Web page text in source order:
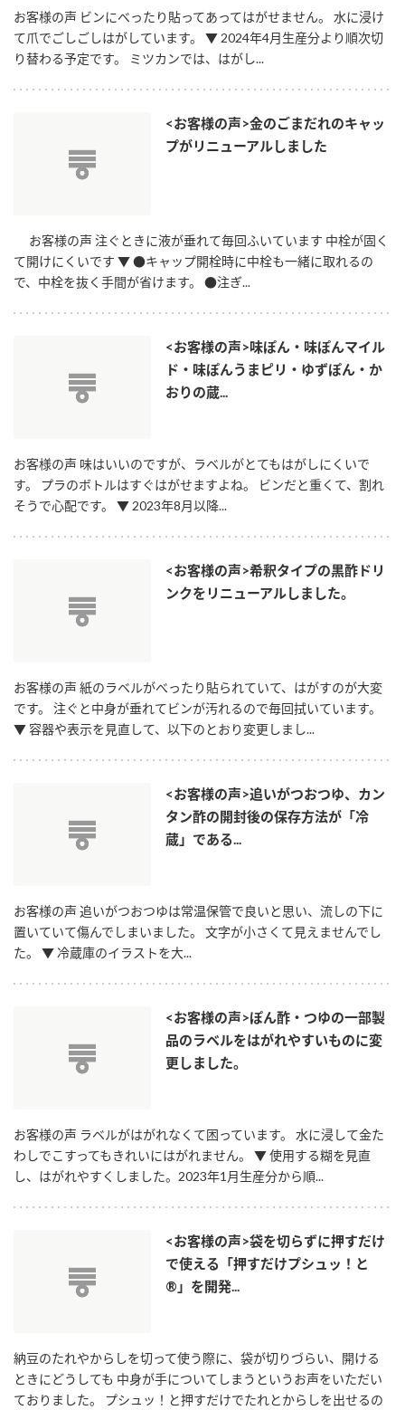
スペシャルサイト
お酢を知ろう！
すしラボ
鍋奉行マニュアル
人気商品 ＋ おすすめレシピ
おいしさと健康への取り組み
キッザニア東京「ぽん酢工房」
お問い合わせ
地図から取り扱い店舗を探す
ミツカン公式通販
お客様の声 ビンにべったり貼ってあってはがせません。 水に浸け
て爪でごしごしはがしています。 ▼ 2024年4月生産分より順次切
り替わる予定です。 ミツカンでは、はがし...
<お客様の声>金のごまだれのキャッ
プがリニューアルしました
お客様の声 注ぐときに液が垂れて毎回ふいています 中栓が固く
て開けにくいです ▼ ●キャップ開栓時に中栓も一緒に取れるの
で、中栓を抜く手間が省けます。 ●注ぎ...
<お客様の声>味ぽん・味ぽんマイル
ド・味ぽんうまピリ・ゆずぽん・か
おりの蔵...
お客様の声 味はいいのですが、ラベルがとてもはがしにくいで
す。 プラのボトルはすぐはがせますよね。 ビンだと重くて、割れ
そうで心配です。 ▼ 2023年8月以降...
<お客様の声>希釈タイプの黒酢ドリ
ンクをリニューアルしました。
お客様の声 紙のラベルがべったり貼られていて、はがすのが大変
です。 注ぐと中身が垂れてビンが汚れるので毎回拭いています。
▼ 容器や表示を見直して、以下のとおり変更しまし...
<お客様の声>追いがつおつゆ、カン
タン酢の開封後の保存方法が「冷
蔵」である...
お客様の声 追いがつおつゆは常温保管で良いと思い、流しの下に
置いていて傷んでしまいました。 文字が小さくて見えませんでし
た。 ▼ 冷蔵庫のイラストを大...
<お客様の声>ぽん酢・つゆの一部製
品のラベルをはがれやすいものに変
更しました。
お客様の声 ラベルがはがれなくて困っています。 水に浸して金た
わしでこすってもきれいにはがれません。 ▼ 使用する糊を見直
し、はがれやすくしました。2023年1月生産分から順...
<お客様の声>袋を切らずに押すだけ
で使える「押すだけプシュッ！と
®」を開発...
納豆のたれやからしを切って使う際に、袋が切りづらい、開ける
ときにどうしても 中身が手についてしまうというお声をいただい
ておりました。 プシュッ！と押すだけでたれとからしを出せるの